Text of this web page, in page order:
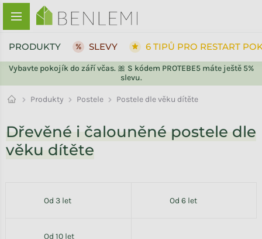
Přejít na obsah
Vybavte pokojík do září včas. 🎀 S kódem PROTEBE5 máte ještě 5%
slevu.
PRODUKTY SLEVY 6 TIPŮ PRO RESTART
Produkty Postele Postele dle věku dítěte
Dřevěné i čalouněné postele dle
věku dítěte
Od 3 let Od 6 let
Od 10 let